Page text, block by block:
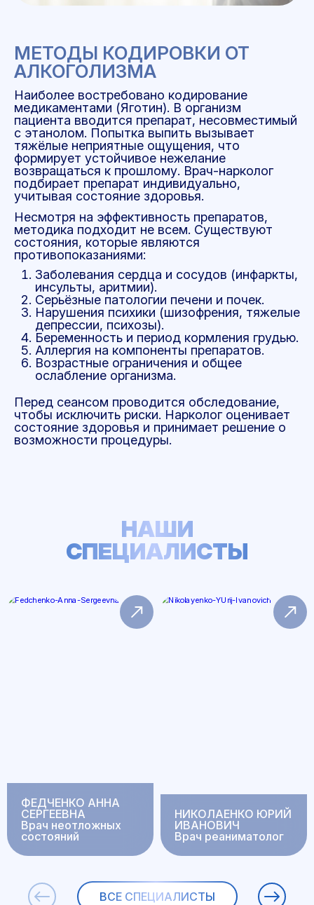
МЕТОДЫ КОДИРОВКИ ОТ
АЛКОГОЛИЗМА
Наиболее востребовано кодирование
медикаментами (Яготин). В организм
пациента вводится препарат, несовместимый
с этанолом. Попытка выпить вызывает
тяжёлые неприятные ощущения, что
формирует устойчивое нежелание
возвращаться к прошлому. Врач-нарколог
подбирает препарат индивидуально,
учитывая состояние здоровья.
Несмотря на эффективность препаратов,
методика подходит не всем. Существуют
состояния, которые являются
противопоказаниями:
Заболевания сердца и сосудов (инфаркты,
инсульты, аритмии).
Серьёзные патологии печени и почек.
Нарушения психики (шизофрения, тяжелые
депрессии, психозы).
Беременность и период кормления грудью.
Аллергия на компоненты препаратов.
Возрастные ограничения и общее
ослабление организма.
Перед сеансом проводится обследование,
чтобы исключить риски. Нарколог оценивает
состояние здоровья и принимает решение о
возможности процедуры.
НАШИ
СПЕЦИАЛИСТЫ
ФЕДЧЕНКО АННА
СЕРГЕЕВНА
Врач неотложных
состояний
НИКОЛАЕНКО ЮРИЙ
ИВАНОВИЧ
Врач реаниматолог
ВСЕ СПЕЦИАЛИСТЫ